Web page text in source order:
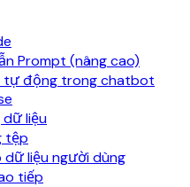
Prompt (nâng cao)
tự động trong chatbot
dữ liệu
tệp
dữ liệu người dùng
tiếp